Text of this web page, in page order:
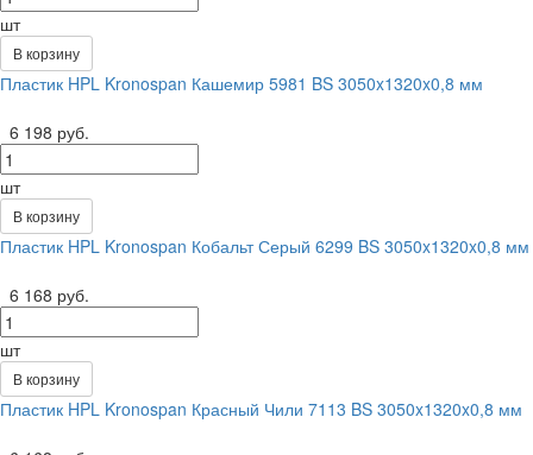
шт
В корзину
Пластик HPL Kronospan Кашемир 5981 BS 3050x1320x0,8 мм
6 198 руб.
шт
В корзину
Пластик HPL Kronospan Кобальт Серый 6299 BS 3050x1320x0,8 мм
6 168 руб.
шт
В корзину
Пластик HPL Kronospan Красный Чили 7113 BS 3050x1320x0,8 мм